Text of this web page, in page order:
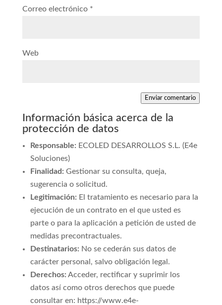
Correo electrónico *
Web
Enviar comentario
Información básica acerca de la
protección de datos
Responsable: ECOLED DESARROLLOS S.L. (E4e
Soluciones)
Finalidad: Gestionar su consulta, queja,
sugerencia o solicitud.
Legitimación: El tratamiento es necesario para la
ejecución de un contrato en el que usted es
parte o para la aplicación a petición de usted de
medidas precontractuales.
Destinatarios: No se cederán sus datos de
carácter personal, salvo obligación legal.
Derechos: Acceder, rectificar y suprimir los
datos así como otros derechos que puede
consultar en: https://www.e4e-